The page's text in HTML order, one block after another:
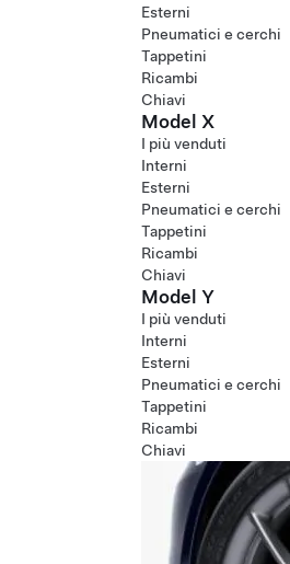
Esterni
Pneumatici e cerchi
Tappetini
Ricambi
Chiavi
Model X
I più venduti
Interni
Esterni
Pneumatici e cerchi
Tappetini
Ricambi
Chiavi
Model Y
I più venduti
Interni
Esterni
Pneumatici e cerchi
Tappetini
Ricambi
Chiavi